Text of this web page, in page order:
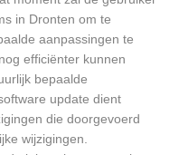
in Dronten om te
aanpassingen te
efficiënter kunnen
bepaalde
update dient
die doorgevoerd
wijzigingen.